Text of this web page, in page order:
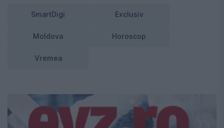
SmartDigi Exclusiv
Moldova Horoscop
Vremea